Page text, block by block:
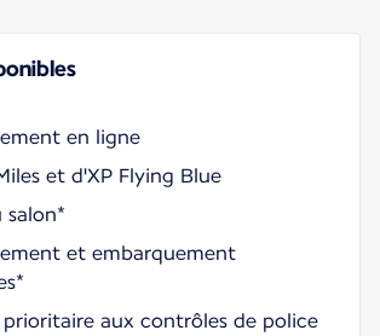
en ligne
et d'XP Flying Blue
salon*
et embarquement
prioritaire aux contrôles de police